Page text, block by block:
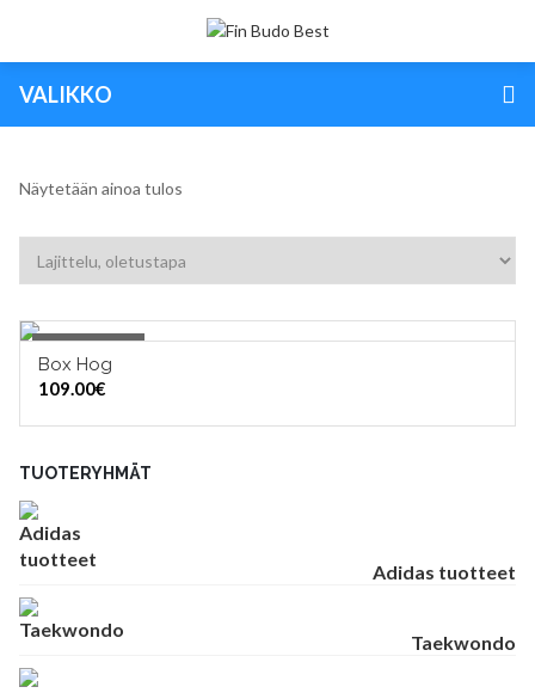
VALIKKO
Näytetään ainoa tulos
Out of Stock
Box Hog
109.00€
TUOTERYHMÄT
Adidas tuotteet
Taekwondo